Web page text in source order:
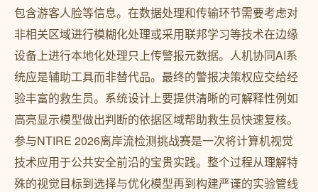
包含游客人脸等信息。在数据处理和传输环节需要考虑对
非相关区域进行模糊化处理或采用联邦学习等技术在边缘
设备上进行本地化处理只上传警报元数据。人机协同AI系
统应是辅助工具而非替代品。最终的警报决策权应交给经
验丰富的救生员。系统设计上要提供清晰的可解释性例如
高亮显示模型做出判断的依据区域帮助救生员快速复核。
参与NTIRE 2026离岸流检测挑战赛是一次将计算机视觉
技术应用于公共安全前沿的宝贵实践。整个过程从理解特
殊的视觉目标到选择与优化模型再到构建严谨的实验管线